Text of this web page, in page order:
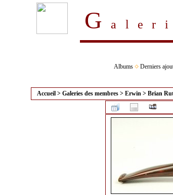
G
Albums
Derniers
Accueil > Galeries des membres > Erwin > Brian